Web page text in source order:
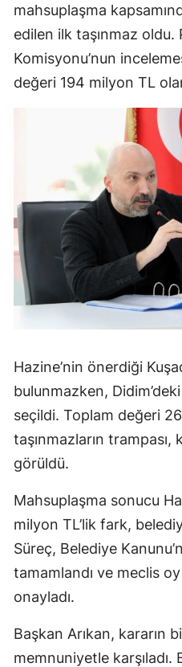
mahsuplaşma
edilen ilk taşınmaz oldu.
Komisyonu’nun
değeri 194 milyon TL
Hazine’nin önerdiği
bulunmazken,
seçildi. Toplam değeri
taşınmazların trampası,
görüldü.
Mahsuplaşma sonucu
milyon TL’lik fark,
Süreç, Belediye
tamamlandı ve meclis
onayladı.
Başkan Arıkan, kararın
memnuniyetle karşıladı.